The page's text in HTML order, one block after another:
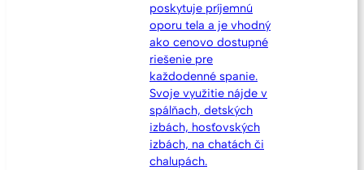
poskytuje príjemnú
oporu tela a je vhodný
ako cenovo dostupné
riešenie pre
každodenné spanie.
Svoje využitie nájde v
spálňach, detských
izbách, hosťovských
izbách, na chatách či
chalupách.